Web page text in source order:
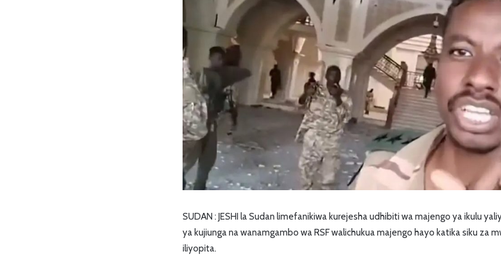
SUDAN : JESHI la Sudan limefanikiwa kurejesha udhibiti wa majengo ya ikulu
ya kujiunga na wanamgambo wa RSF walichukua majengo hayo katika siku za
iliyopita.